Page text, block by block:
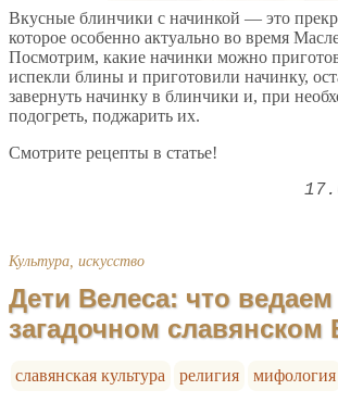
Вкусные блинчики с начинкой — это
которое особенно актуально во время
Посмотрим, какие начинки можно
испекли блины и приготовили начинку,
завернуть начинку в блинчики и, при
подогреть, поджарить их.
Смотрите рецепты в статье!
Культура, искусство
Дети Велеса: что
загадочном славянском
славянская культура религия мифология